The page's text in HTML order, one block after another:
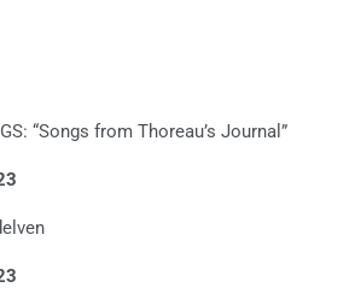
“Songs from Thoreau’s Journal”